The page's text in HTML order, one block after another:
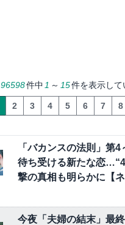
96598件中 1 ～ 15件を表示して
2 3 4 5 6 7 8
「バカンスの法則」第
待ち受ける新たな恋
撃の真相も明らかに【ネ
今夜「夫婦の結末」最